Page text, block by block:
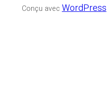
Conçu avec WordPress